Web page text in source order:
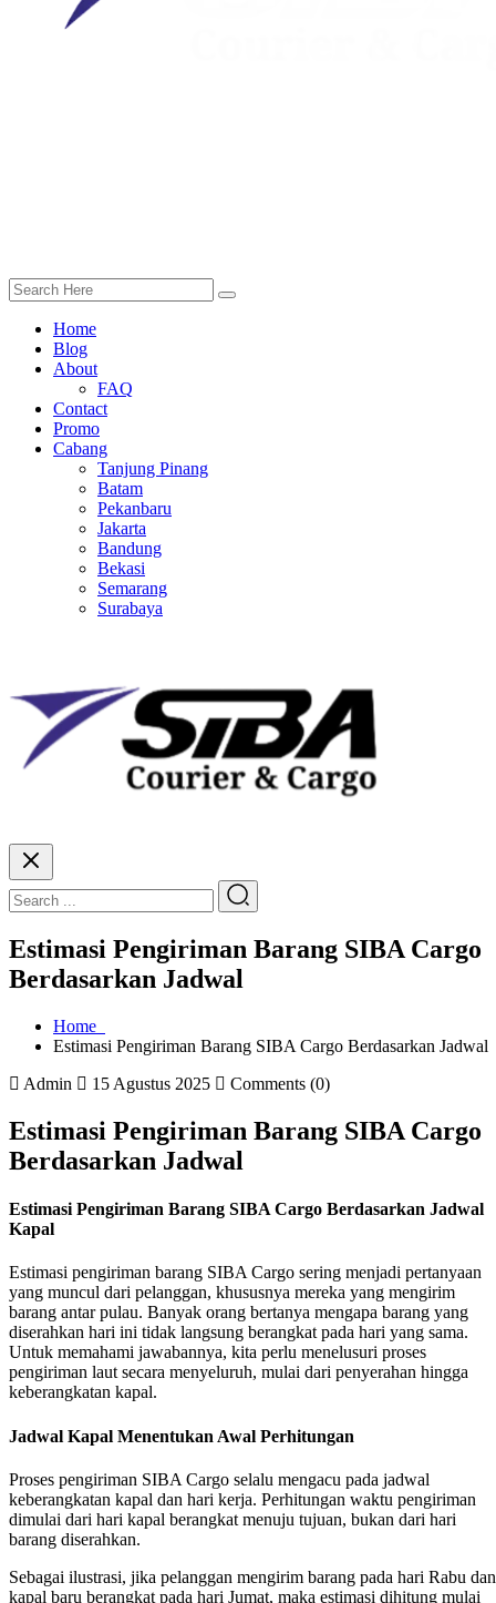
Home
Blog
About
FAQ
Contact
Promo
Cabang
Tanjung Pinang
Batam
Pekanbaru
Jakarta
Bandung
Bekasi
Semarang
Surabaya
Estimasi Pengiriman Barang SIBA Cargo
Berdasarkan Jadwal
Home
Estimasi Pengiriman Barang SIBA Cargo Berdasarkan Jadwal
Admin
15 Agustus 2025 Comments (0)
Estimasi Pengiriman Barang SIBA Cargo
Berdasarkan Jadwal
Estimasi Pengiriman Barang SIBA Cargo Berdasarkan Jadwal
Kapal
Estimasi pengiriman barang SIBA Cargo sering menjadi pertanyaan
yang muncul dari pelanggan, khususnya mereka yang mengirim
barang antar pulau. Banyak orang bertanya mengapa barang yang
diserahkan hari ini tidak langsung berangkat pada hari yang sama.
Untuk memahami jawabannya, kita perlu menelusuri proses
pengiriman laut secara menyeluruh, mulai dari penyerahan hingga
keberangkatan kapal.
Jadwal Kapal Menentukan Awal Perhitungan
Proses pengiriman SIBA Cargo selalu mengacu pada jadwal
keberangkatan kapal dan hari kerja. Perhitungan waktu pengiriman
dimulai dari hari kapal berangkat menuju tujuan, bukan dari hari
barang diserahkan.
Sebagai ilustrasi, jika pelanggan mengirim barang pada hari Rabu dan
kapal baru berangkat pada hari Jumat, maka estimasi dihitung mulai